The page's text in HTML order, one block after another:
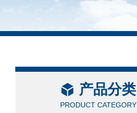
产品分类
PRODUCT CATEGORY